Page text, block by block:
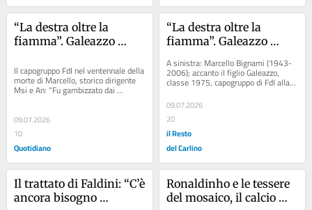
“La destra oltre la
fiamma”. Galeazzo
padre: “Una storia di
sfide verso il futuro”
Il capogruppo FdI nel ventennale della
morte di Marcello, storico dirigente
Msi e An: “Fu gambizzato dai
terroristi rossi nel 1974: sappiamo...
09.07.2026
10
Quotidiano
“La destra oltre la
fiamma”. Galeazzo
padre: “Una storia di
sfide verso il futuro”
A sinistra: Marcello Bignami (1943-
2006); accanto il figlio Galeazzo,
classe 1975, capogruppo di FdI alla
Camera Articolo: Città 30 e
incidenti,...
09.07.2026
20
il Resto
del Carlino
Il trattato di Faldini: “C’è
ancora bisogno
Ronaldinho e le tessere
del mosaico, il calcio